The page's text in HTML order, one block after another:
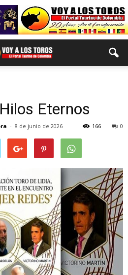
Eternos
- 8 de junio de 2026 0
166